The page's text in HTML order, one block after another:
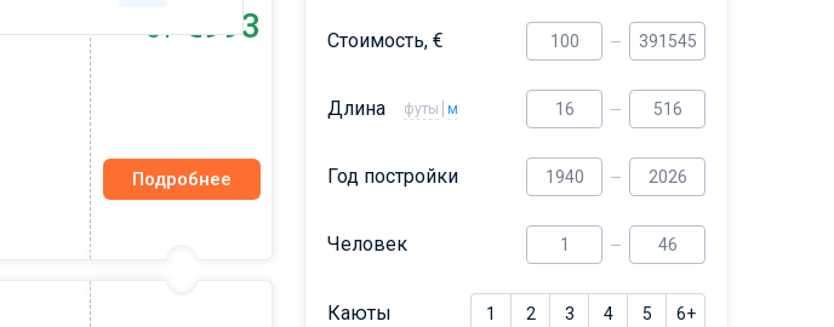
От €993
Подробнее
Стоимость, €
Длина футы м
Год постройки
Человек
Каюты 1 2 3 4 5 6+